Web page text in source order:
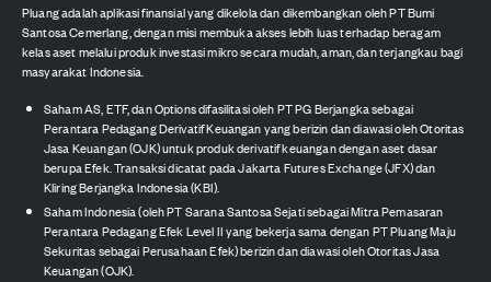
Pluang adalah aplikasi finansial yang dikelola dan dikembangkan oleh PT Bumi
Santosa Cemerlang, dengan misi membuka akses lebih luas terhadap beragam
kelas aset melalui produk investasi mikro secara mudah, aman, dan terjangkau bagi
masyarakat Indonesia.
Saham AS, ETF, dan Options difasilitasi oleh PT PG Berjangka sebagai
Perantara Pedagang Derivatif Keuangan yang berizin dan diawasi oleh Otoritas
Jasa Keuangan (OJK) untuk produk derivatif keuangan dengan aset dasar
berupa Efek. Transaksi dicatat pada Jakarta Futures Exchange (JFX) dan
Kliring Berjangka Indonesia (KBI).
Saham Indonesia (oleh PT Sarana Santosa Sejati sebagai Mitra Pemasaran
Perantara Pedagang Efek Level II yang bekerja sama dengan PT Pluang Maju
Sekuritas sebagai Perusahaan Efek) berizin dan diawasi oleh Otoritas Jasa
Keuangan (OJK).